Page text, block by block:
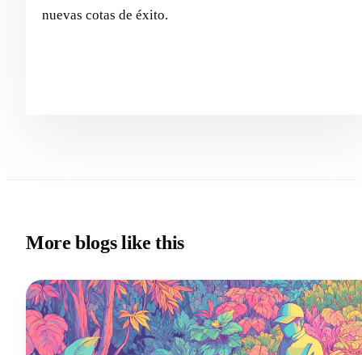
nuevas cotas de éxito.
More blogs like this